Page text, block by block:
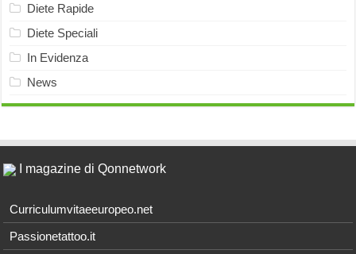
Diete Rapide
Diete Speciali
In Evidenza
News
I magazine di Qonnetwork
Curriculumvitaeeuropeo.net
Passionetattoo.it